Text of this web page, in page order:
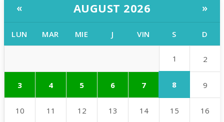
« AUGUST 2026 »
LUN MAR MIE J VIN S D
1 2
3 4 5 6 7 8 9
10 11 12 13 14 15 16